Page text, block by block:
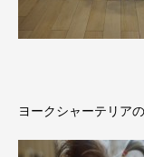
ヨークシャーテリア